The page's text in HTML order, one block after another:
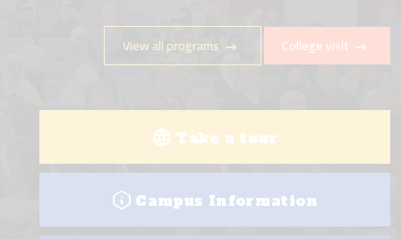
College visit
View all programs
Take a tour
Campus Information